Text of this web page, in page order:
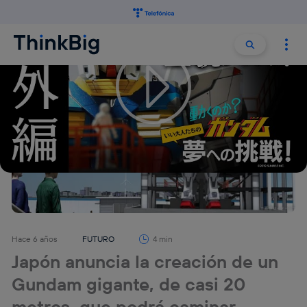
Buscar
Hace 6 años FUTURO 4 min
Japón anuncia la creación de un
Gundam gigante, de casi 20